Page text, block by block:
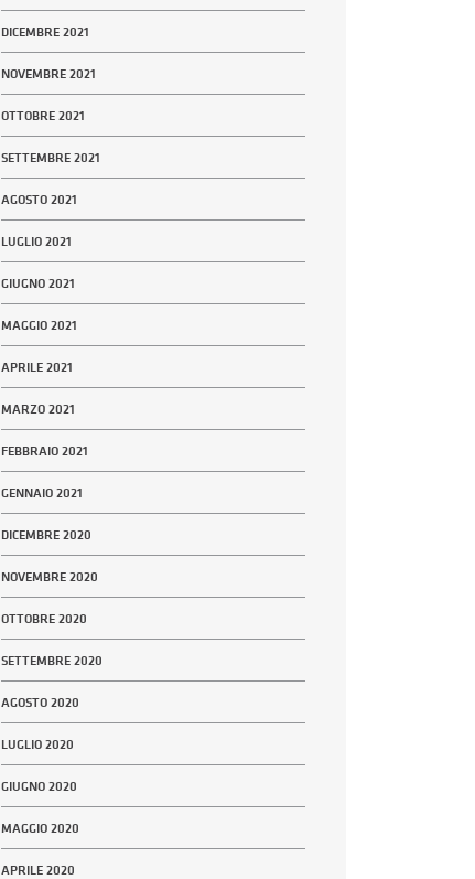
DICEMBRE 2021
NOVEMBRE 2021
OTTOBRE 2021
SETTEMBRE 2021
AGOSTO 2021
LUGLIO 2021
GIUGNO 2021
MAGGIO 2021
APRILE 2021
MARZO 2021
FEBBRAIO 2021
GENNAIO 2021
DICEMBRE 2020
NOVEMBRE 2020
OTTOBRE 2020
SETTEMBRE 2020
AGOSTO 2020
LUGLIO 2020
GIUGNO 2020
MAGGIO 2020
APRILE 2020